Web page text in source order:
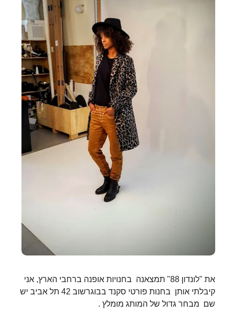
את "לונדון 88" תמצאנה בחנויות אופנה ברחבי הארץ, אני
קיבלתי אותן בחנות פורטי סקנד בבוגרשוב 42 תל אביב יש
שם מבחר גדול של המותג מומלץ .